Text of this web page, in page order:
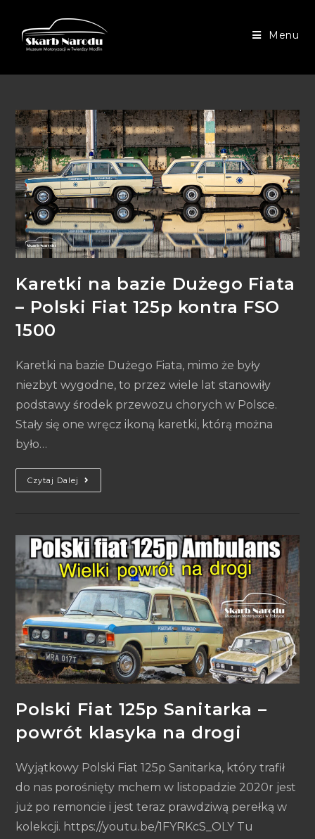
Menu
Karetki na bazie Dużego Fiata
– Polski Fiat 125p kontra FSO
1500
Karetki na bazie Dużego Fiata, mimo że były
niezbyt wygodne, to przez wiele lat stanowiły
podstawy środek przewozu chorych w Polsce.
Stały się one wręcz ikoną karetki, którą można
było…
Czytaj Dalej
Polski Fiat 125p Sanitarka –
powrót klasyka na drogi
Wyjątkowy Polski Fiat 125p Sanitarka, który trafił
do nas porośnięty mchem w listopadzie 2020r jest
już po remoncie i jest teraz prawdziwą perełką w
kolekcji. https://youtu.be/1FYRKcS_OLY Tu